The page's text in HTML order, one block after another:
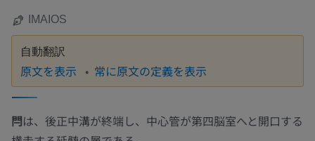
IMAIOS
自動翻訳
原文を表示 常に原文の定義を表示
閂は、後正中溝が終端し、中心管が第四脳室へと開口する